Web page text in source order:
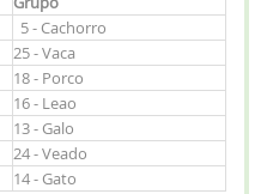
5 - Cachorro
25 - Vaca
18 - Porco
16 - Leao
13 - Galo
24 - Veado
14 - Gato